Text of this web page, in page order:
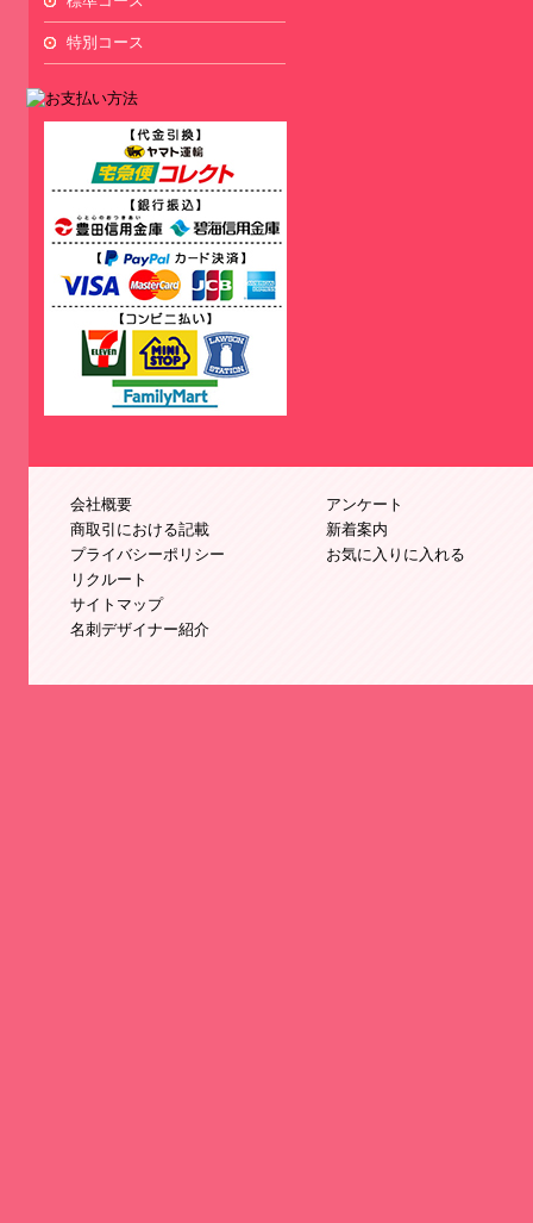
特別コース
会社概要
商取引における記載
プライバシーポリシー
リクルート
サイトマップ
名刺デザイナー紹介
アンケート
新着案内
お気に入りに入れる